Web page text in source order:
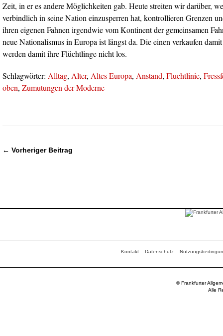
Zeit, in er es andere Möglichkeiten gab. Heute streiten wir darüber,
verbindlich in seine Nation einzusperren hat, kontrollieren Grenzen
ihren eigenen Fahnen irgendwie vom Kontinent der gemeinsamen
neue Nationalismus in Europa ist längst da. Die einen verkaufen
werden damit ihre Flüchtlinge nicht los.
Schlagwörter: Alltag, Alter, Altes Europa, Anstand, Fluchtlinie,
oben, Zumutungen der Moderne
← Vorheriger Beitrag
Kontakt Datenschutz
© Frankfurter
Alle